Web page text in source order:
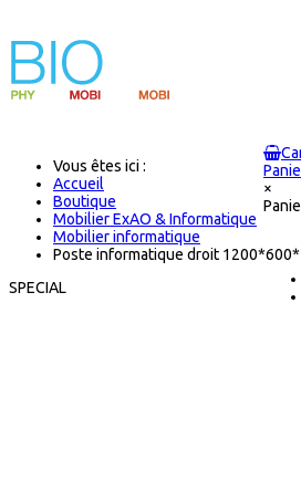
×
Vous êtes ici :
Accueil
Boutique
Mobilier ExAO & Informatique
Mobilier informatique
Poste informatique droit
SPECIAL